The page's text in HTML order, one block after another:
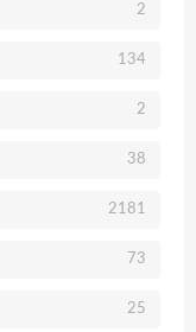
2
134
2
38
2181
73
25